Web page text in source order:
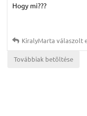
Hogy mi???
KiralyMarta válaszolt
Továbbiak betöltése